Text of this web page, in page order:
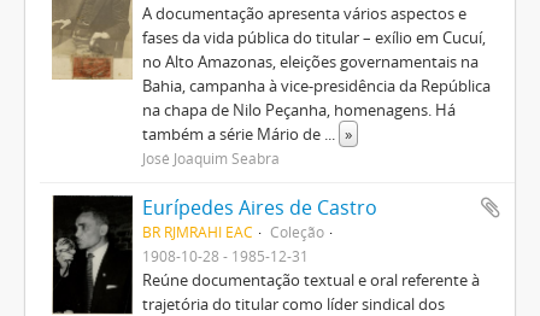
A documentação apresenta vários aspectos e
fases da vida pública do titular – exílio em Cucuí,
no Alto Amazonas, eleições governamentais na
Bahia, campanha à vice-presidência da República
na chapa de Nilo Peçanha, homenagens. Há
também a série Mário de ... »
José Joaquim Seabra
Eurípedes Aires de Castro
BR RJMRAHI EAC
Coleção
1908-10-28 - 1985-12-31
Reúne documentação textual e oral referente à
trajetória do titular como líder sindical dos